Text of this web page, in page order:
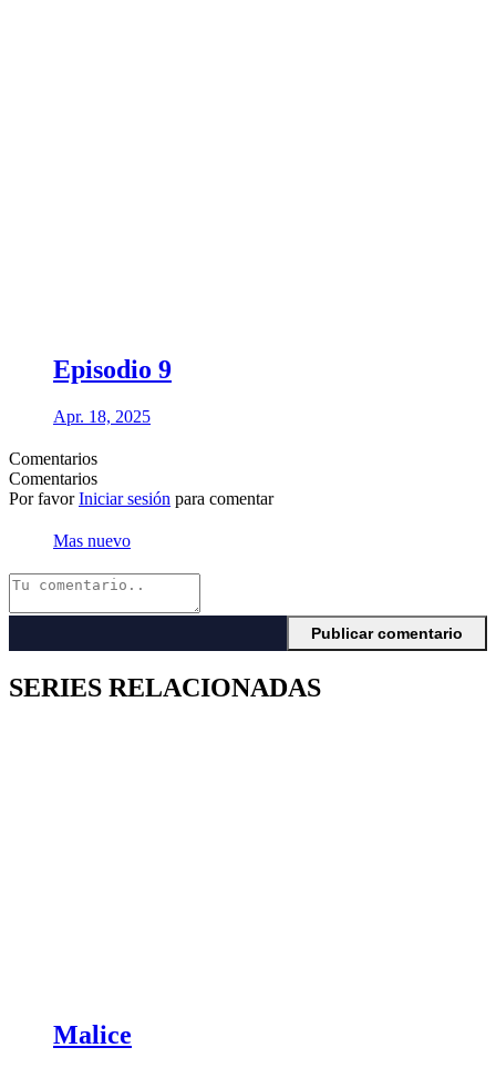
Episodio 9
Apr. 18, 2025
Comentarios
Comentarios
Por favorIniciar sesión para comentar
Mas nuevo
SERIES RELACIONADAS
Malice